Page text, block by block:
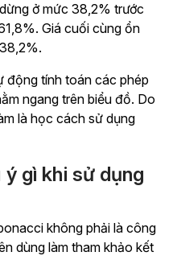
ở mức 38,2% trước
Giá cuối cùng ổn
động tính toán các phép
ngang trên biểu đồ. Do
là học cách sử dụng
gì khi sử dụng
không phải là công
dùng làm tham khảo kết